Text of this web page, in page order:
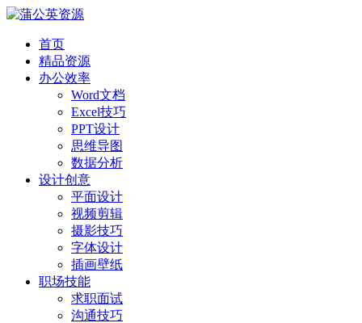
首页
精品资源
办公效率
Word文档
Excel技巧
PPT设计
思维导图
数据分析
设计创意
平面设计
视频剪辑
摄影技巧
字体设计
插画壁纸
职场技能
求职面试
沟通技巧